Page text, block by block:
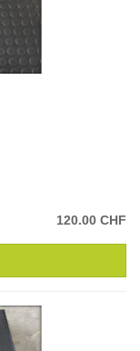
120.00 CHF